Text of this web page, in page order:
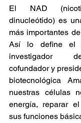
El NAD
dinucleótido) es
más importantes
Así lo define el
investigador
cofundador y
biotecnológica
nuestras células
energía, reparar
sus funciones